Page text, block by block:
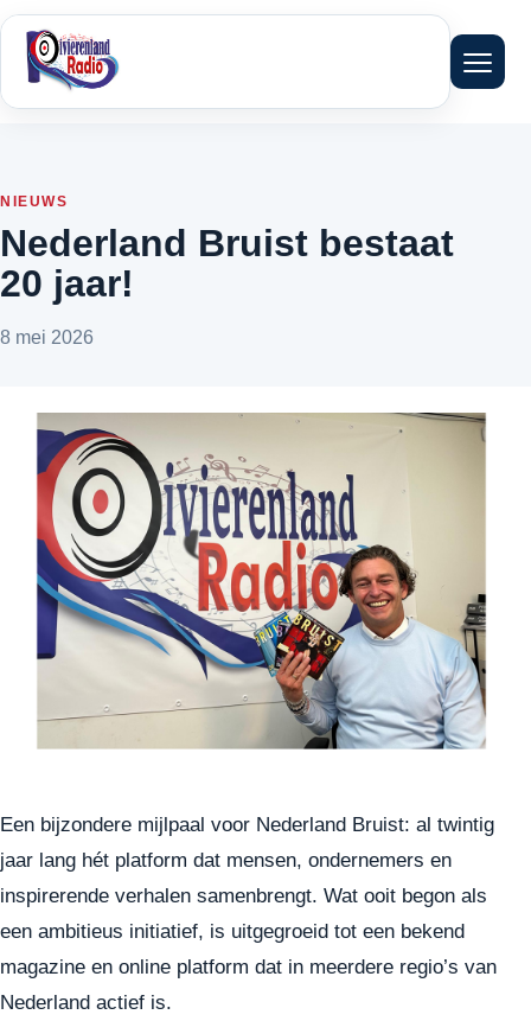
Menu
NIEUWS
Nederland Bruist bestaat
20 jaar!
8 mei 2026
Een bijzondere mijlpaal voor Nederland Bruist: al twintig
jaar lang hét platform dat mensen, ondernemers en
inspirerende verhalen samenbrengt. Wat ooit begon als
een ambitieus initiatief, is uitgegroeid tot een bekend
magazine en online platform dat in meerdere regio’s van
Nederland actief is.